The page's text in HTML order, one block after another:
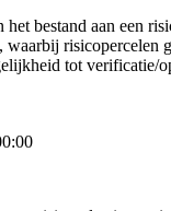
bestand aan een
risicopercelen
tot verificatie/